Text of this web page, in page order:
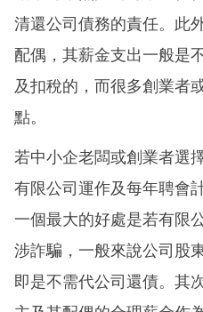
清還公司債務的責任。此
配偶，其薪金支出一般是
及扣稅的，而很多創業者
點。
若中小企老闆或創業者選
有限公司運作及每年聘會
一個最大的好處是若有限
涉詐騙，一般來說公司股
即是不需代公司還債。其